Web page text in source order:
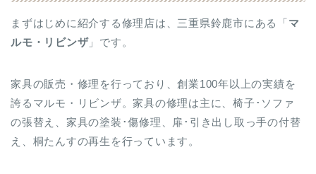
まずはじめに紹介する修理店は、三重県鈴鹿市にある「マ
ルモ・リビンザ」です。
家具の販売・修理を行っており、創業100年以上の実績を
誇るマルモ・リビンザ。家具の修理は主に、椅子･ソファ
の張替え、家具の塗装･傷修理、扉･引き出し取っ手の付替
え、桐たんすの再生を行っています。